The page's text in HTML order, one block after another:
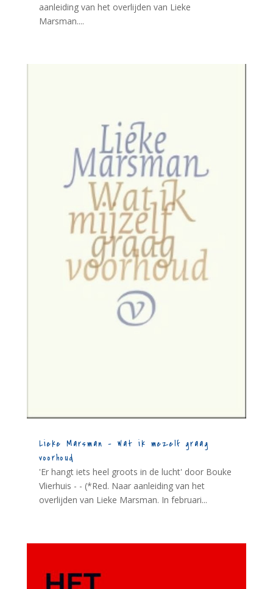
aanleiding van het overlijden van Lieke
Marsman....
Lieke Marsman – Wat ik mezelf graag
voorhoud
'Er hangt iets heel groots in de lucht' door Bouke
Vlierhuis - - (*Red. Naar aanleiding van het
overlijden van Lieke Marsman. In februari...